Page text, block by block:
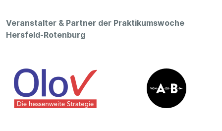
Veranstalter & Partner der Praktikumswoche
Hersfeld-Rotenburg